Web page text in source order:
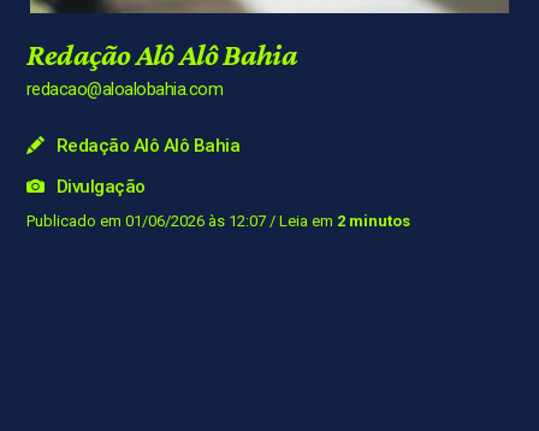
Redação Alô Alô Bahia
redacao@aloalobahia.com
Redação Alô Alô Bahia
Divulgação
Publicado em 01/06/2026 às 12:07/ Leia em 2 minutos